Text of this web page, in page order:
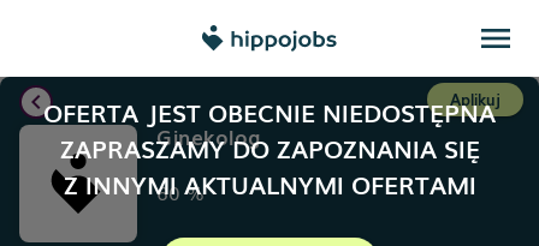
menu
OFERTA JEST OBECNIE NIEDOSTĘPNA
ZAPRASZAMY DO ZAPOZNANIA SIĘ
Z INNYMI AKTUALNYMI OFERTAMI
chevron_left Aplikuj
Ginekolog
60%